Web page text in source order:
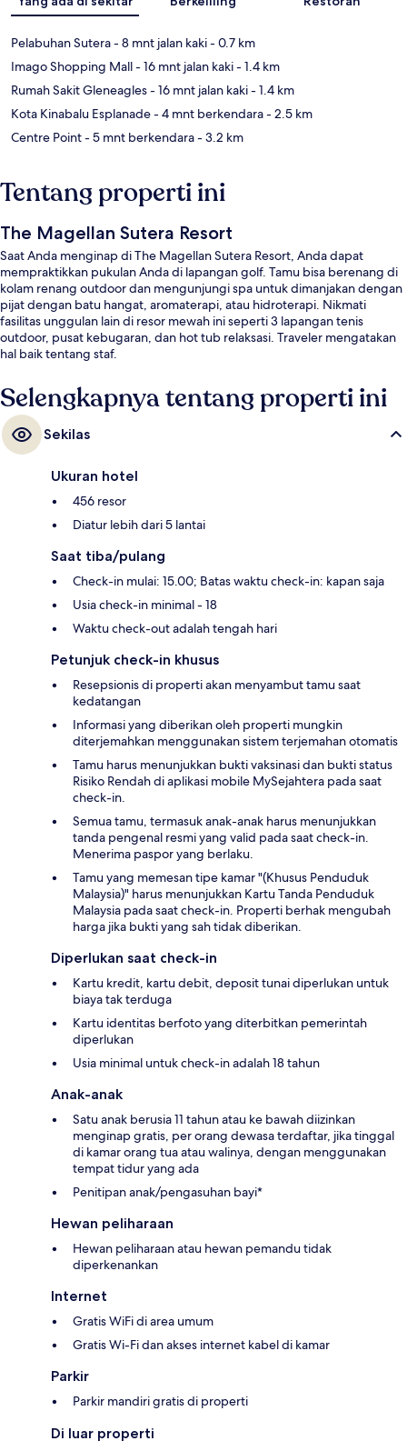
Pelabuhan Sutera- 8 mnt jalan kaki- 0.7 km
Imago Shopping Mall- 16 mnt jalan kaki- 1.4 km
Rumah Sakit Gleneagles- 16 mnt jalan kaki- 1.4 km
Kota Kinabalu Esplanade- 4 mnt berkendara- 2.5 km
Centre Point- 5 mnt berkendara- 3.2 km
Tentang properti ini
The Magellan Sutera Resort
Saat Anda menginap di The Magellan Sutera Resort, Anda dapat
mempraktikkan pukulan Anda di lapangan golf. Tamu bisa berenang di
kolam renang outdoor dan mengunjungi spa untuk dimanjakan dengan
pijat dengan batu hangat, aromaterapi, atau hidroterapi. Nikmati
fasilitas unggulan lain di resor mewah ini seperti 3 lapangan tenis
outdoor, pusat kebugaran, dan hot tub relaksasi. Traveler mengatakan
hal baik tentang staf.
Selengkapnya tentang properti ini
Sekilas
Ukuran hotel
456 resor
Diatur lebih dari 5 lantai
Saat tiba/pulang
Check-in mulai: 15.00; Batas waktu check-in: kapan saja
Usia check-in minimal - 18
Waktu check-out adalah tengah hari
Petunjuk check-in khusus
Resepsionis di properti akan menyambut tamu saat
kedatangan
Informasi yang diberikan oleh properti mungkin
diterjemahkan menggunakan sistem terjemahan otomatis
Tamu harus menunjukkan bukti vaksinasi dan bukti status
Risiko Rendah di aplikasi mobile MySejahtera pada saat
check-in.
Semua tamu, termasuk anak-anak harus menunjukkan
tanda pengenal resmi yang valid pada saat check-in.
Menerima paspor yang berlaku.
Tamu yang memesan tipe kamar "(Khusus Penduduk
Malaysia)" harus menunjukkan Kartu Tanda Penduduk
Malaysia pada saat check-in. Properti berhak mengubah
harga jika bukti yang sah tidak diberikan.
Diperlukan saat check-in
Kartu kredit, kartu debit, deposit tunai diperlukan untuk
biaya tak terduga
Kartu identitas berfoto yang diterbitkan pemerintah
diperlukan
Usia minimal untuk check-in adalah 18 tahun
Anak-anak
Satu anak berusia 11 tahun atau ke bawah diizinkan
menginap gratis, per orang dewasa terdaftar, jika tinggal
di kamar orang tua atau walinya, dengan menggunakan
tempat tidur yang ada
Penitipan anak/pengasuhan bayi*
Hewan peliharaan
Hewan peliharaan atau hewan pemandu tidak
diperkenankan
Internet
Gratis WiFi di area umum
Gratis Wi-Fi dan akses internet kabel di kamar
Parkir
Parkir mandiri gratis di properti
Di luar properti